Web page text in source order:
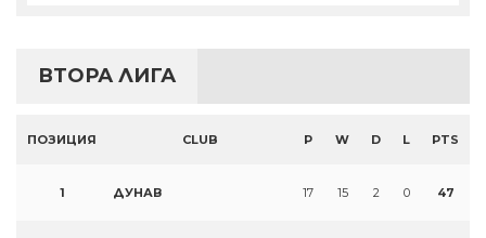
ВТОРА ЛИГА
ПОЗИЦИЯ CLUB P W D L PTS
1 ДУНАВ 17 15 2 0 47